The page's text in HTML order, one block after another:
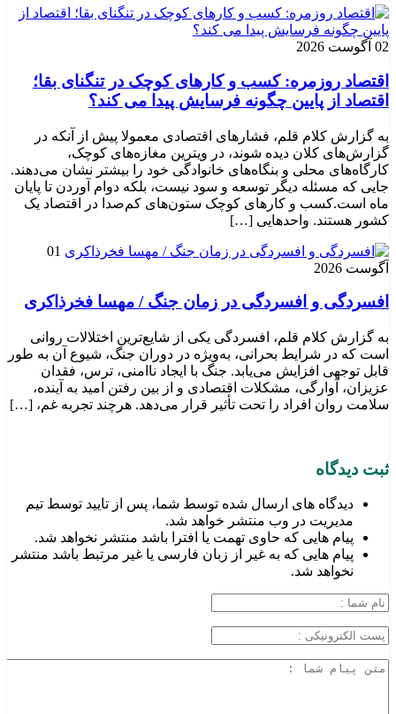
02 آگوست 2026
اقتصاد روزمره: کسب‌ و کارهای کوچک در تنگنای بقا؛
اقتصاد از پایین چگونه فرسایش پیدا می کند؟
به گزارش کلام قلم، فشارهای اقتصادی معمولا پیش از آنکه در
گزارش‌های کلان دیده شوند، در ویترین مغازه‌های کوچک،
کارگاه‌های محلی و بنگاه‌های خانوادگی خود را بیشتر نشان می‌دهند.
جایی که مسئله دیگر توسعه و سود نیست، بلکه دوام آوردن تا پایان
ماه است.کسب‌ و کارهای کوچک ستون‌های کم‌صدا در اقتصاد یک
کشور هستند. واحدهایی […]
01
آگوست 2026
افسردگی و افسردگی در زمان جنگ / مهسا فخرذاکری
به گزارش کلام قلم، افسردگی یکی از شایع‌ترین اختلالات روانی
است که در شرایط بحرانی، به‌ویژه در دوران جنگ، شیوع آن به طور
قابل توجهی افزایش می‌یابد. جنگ با ایجاد ناامنی، ترس، فقدان
عزیزان، آوارگی، مشکلات اقتصادی و از بین رفتن امید به آینده،
سلامت روان افراد را تحت تأثیر قرار می‌دهد. هرچند تجربه غم، […]
ثبت دیدگاه
دیدگاه های ارسال شده توسط شما، پس از تایید توسط تیم
مدیریت در وب منتشر خواهد شد.
پیام هایی که حاوی تهمت یا افترا باشد منتشر نخواهد شد.
پیام هایی که به غیر از زبان فارسی یا غیر مرتبط باشد منتشر
نخواهد شد.